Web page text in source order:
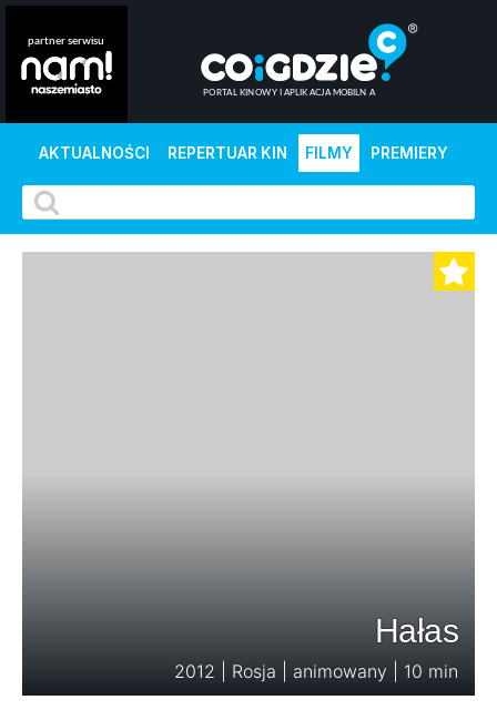
AKTUALNOŚCI REPERTUAR KIN FILMY PREMIERY
Hałas
2012 | Rosja | animowany | 10 min